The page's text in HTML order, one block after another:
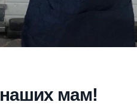
мам!